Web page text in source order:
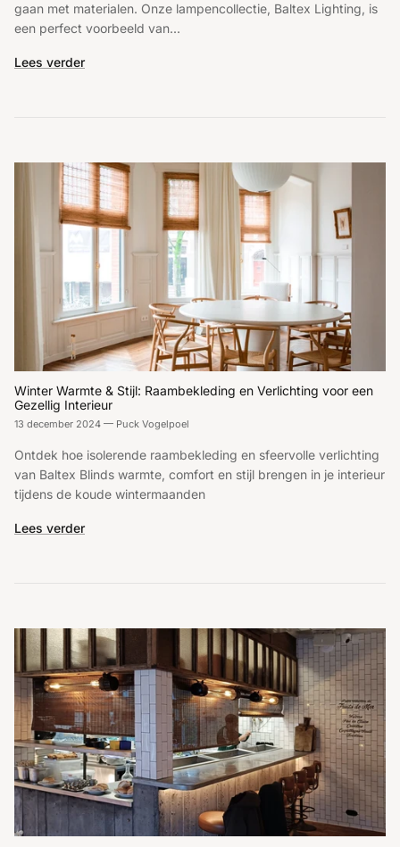
gaan met materialen. Onze lampencollectie, Baltex Lighting, is
een perfect voorbeeld van...
Lees verder
Winter Warmte & Stijl: Raambekleding en Verlichting voor een
Gezellig Interieur
13 december 2024 — Puck Vogelpoel
Ontdek hoe isolerende raambekleding en sfeervolle verlichting
van Baltex Blinds warmte, comfort en stijl brengen in je interieur
tijdens de koude wintermaanden
Lees verder